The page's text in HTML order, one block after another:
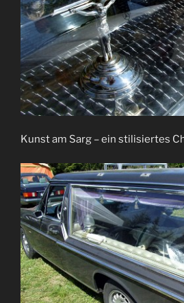
Kunst am Sarg – ein stilisiertes